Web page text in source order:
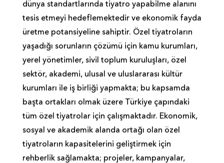
dünya standartlarında tiyatro yapabilme alanını
tesis etmeyi hedeflemektedir ve ekonomik fayda
üretme potansiyeline sahiptir. Özel tiyatroların
yaşadığı sorunların çözümü için kamu kurumları,
yerel yönetimler, sivil toplum kuruluşları, özel
sektör, akademi, ulusal ve uluslararası kültür
kurumları ile iş birliği yapmakta; bu kapsamda
başta ortakları olmak üzere Türkiye çapındaki
tüm özel tiyatrolar için çalışmaktadır. Ekonomik,
sosyal ve akademik alanda ortağı olan özel
tiyatroların kapasitelerini geliştirmek için
rehberlik sağlamakta; projeler, kampanyalar,